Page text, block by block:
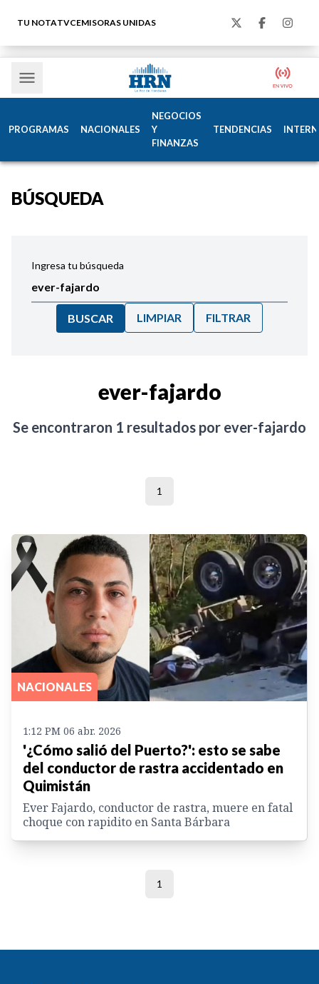
TU NOTATVCEMISORAS UNIDAS
PROGRAMAS NACIONALES
NEGOCIOS
Y
FINANZAS
TENDENCIAS
BÚSQUEDA
Ingresa tu búsqueda
BUSCAR LIMPIAR FILTRAR
ever-fajardo
Se encontraron 1 resultados por ever-fajardo
1
NACIONALES
1:12 PM 06 abr. 2026
'¿Cómo salió del Puerto?': esto se sabe
del conductor de rastra accidentado en
Quimistán
Ever Fajardo, conductor de rastra, muere en fatal
choque con rapidito en Santa Bárbara
1